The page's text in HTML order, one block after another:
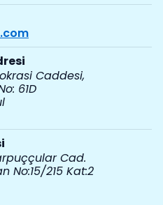
Caddesi,
61D
Cad.
No:15/215 Kat:2